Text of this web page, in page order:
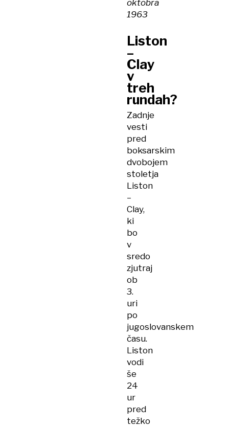
oktobra
1963
Liston
–
Clay
v
treh
rundah?
Zadnje
vesti
pred
boksarskim
dvobojem
stoletja
Liston
–
Clay,
ki
bo
v
sredo
zjutraj
ob
3.
uri
po
jugoslovanskem
času.
Liston
vodi
še
24
ur
pred
težko